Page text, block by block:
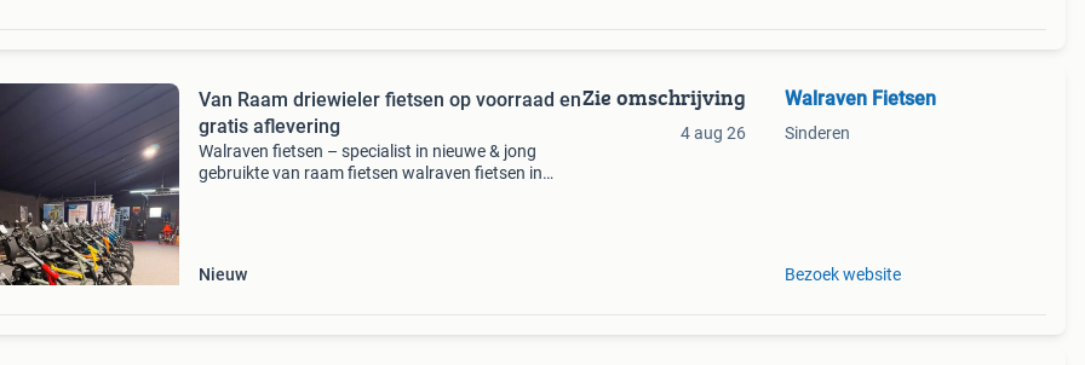
Van Raam driewieler fietsen op voorraad en
gratis aflevering
Walraven fietsen – specialist in nieuwe & jong
gebruikte van raam fietsen walraven fietsen in
Nieuw
Zie omschrijving
4 aug 26
Walraven Fietsen
Sinderen
Bezoek website